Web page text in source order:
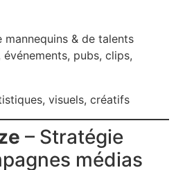
& de talents
pubs, clips,
visuels, créatifs
– Stratégie
médias